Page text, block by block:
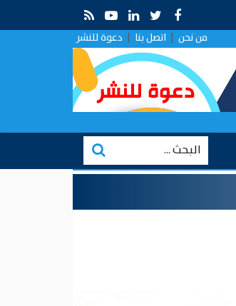
الروسي في ظل الصراع
من نحن| اتصل بنا | دعوة للنشر